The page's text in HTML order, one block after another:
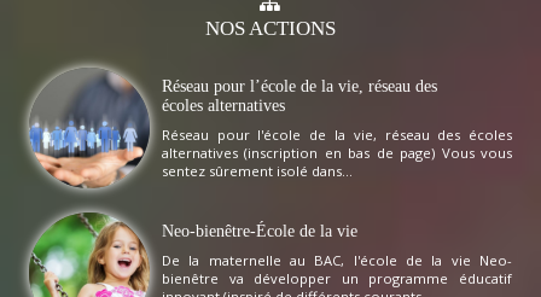
NOSACTIONS
Réseau pour l’école de la vie, réseau des
écoles alternatives
Réseau pour l'école de la vie, réseau des écoles
alternatives (inscription en bas de page) Vous vous
sentez sûrement isolé dans...
Neo-bienêtre-École de la vie
De la maternelle au BAC, l'école de la vie Neo-
bienêtre va développer un programme éducatif